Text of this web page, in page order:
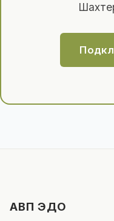
АВП ЭДО